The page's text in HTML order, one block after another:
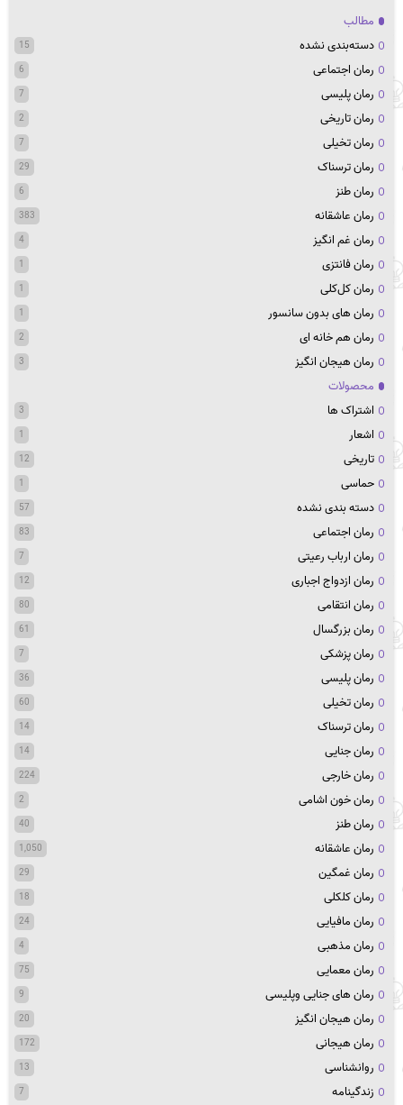
مطالب
دسته‌بندی نشده
15
رمان اجتماعی 6
رمان پلیسی 7
رمان تاریخی 2
رمان تخیلی 7
رمان ترسناک 29
رمان طنز 6
رمان عاشقانه 383
رمان غم انگیز 4
رمان فانتزی 1
رمان کل‌کلی 1
رمان های بدون سانسور 1
رمان هم خانه ای 2
رمان هیجان انگیز 3
محصولات
اشتراک ها
3
اشعار 1
تاریخی 12
حماسی 1
دسته بندی نشده 57
رمان اجتماعی 83
رمان ارباب رعیتی 7
رمان ازدواج اجباری 12
رمان انتقامی 80
رمان بزرگسال 61
رمان پزشکی 7
رمان پلیسی 36
رمان تخیلی 60
رمان ترسناک 14
رمان جنایی 14
رمان خارجی 224
رمان خون اشامی 2
رمان طنز 40
رمان عاشقانه 1,050
رمان غمگین 29
رمان کلکلی 18
رمان مافیایی 24
رمان مذهبی 4
رمان معمایی 75
رمان های جنایی وپلیسی 9
رمان هیجان انگیز 20
رمان هیجانی 172
روانشناسی 13
زندگینامه 7